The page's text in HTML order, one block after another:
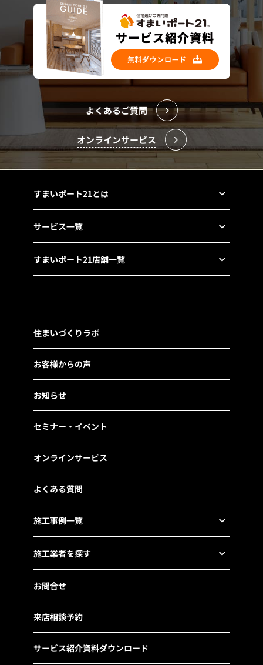
よくあるご質問
オンラインサービス
すまいポート21とは
サービス一覧
すまいポート21店舗一覧
住まいづくりラボ
お客様からの声
お知らせ
セミナー・イベント
オンラインサービス
よくある質問
施工事例一覧
施工業者を探す
お問合せ
来店相談予約
サービス紹介資料ダウンロード